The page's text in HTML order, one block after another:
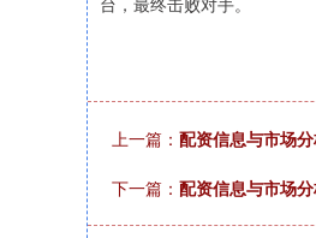
上一篇： 配资信息与市场
下一篇： 配资信息与市场